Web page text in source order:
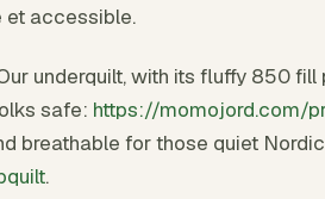
et accessible.
underquilt, with its fluffy 850
safe: https://momojord.com/
breathable for those quiet
.